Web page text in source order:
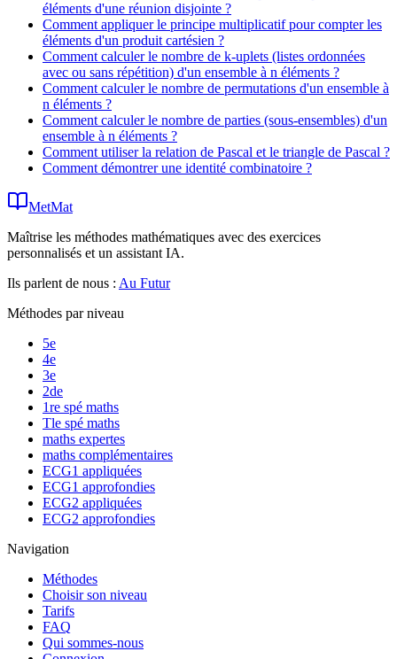
éléments d'une réunion disjointe ?
Comment appliquer le principe multiplicatif pour compter les
éléments d'un produit cartésien ?
Comment calculer le nombre de k-uplets (listes ordonnées
avec ou sans répétition) d'un ensemble à n éléments ?
Comment calculer le nombre de permutations d'un ensemble à
n éléments ?
Comment calculer le nombre de parties (sous-ensembles) d'un
ensemble à n éléments ?
Comment utiliser la relation de Pascal et le triangle de Pascal ?
Comment démontrer une identité combinatoire ?
MetMat
Maîtrise les méthodes mathématiques avec des exercices
personnalisés et un assistant IA.
Ils parlent de nous : Au Futur
Méthodes par niveau
5e
4e
3e
2de
1re spé maths
Tle spé maths
maths expertes
maths complémentaires
ECG1 appliquées
ECG1 approfondies
ECG2 appliquées
ECG2 approfondies
Navigation
Méthodes
Choisir son niveau
Tarifs
FAQ
Qui sommes-nous